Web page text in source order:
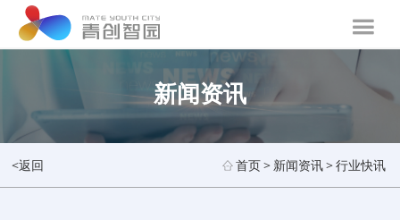
新闻资讯
<返回 首页> 新闻资讯>行业快讯